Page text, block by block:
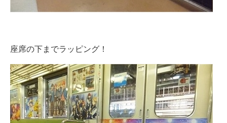
座席の下までラッピング！